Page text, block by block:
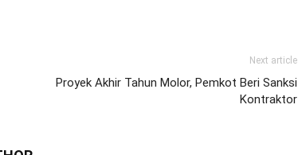
Next article
Proyek Akhir Tahun Molor, Pemkot Beri Sanksi
Kontraktor